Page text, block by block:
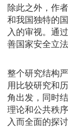
除此之外，作
和我国独特的
入的审视。通
善国家安全立
整个研究结构
用比较研究和
角出发，同时结
理论和公共秩
入而全面的探